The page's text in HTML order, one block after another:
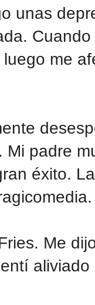
unas
me
Mi padre
éxito.
Me